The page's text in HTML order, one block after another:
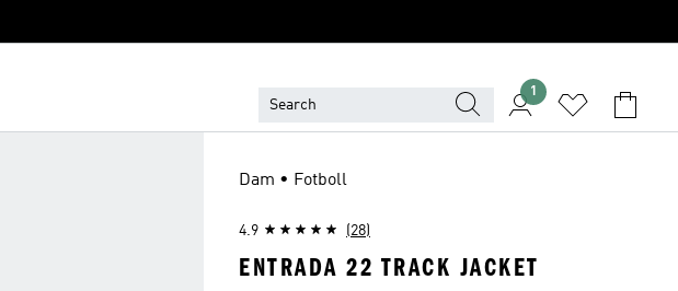
1
Dam • Fotboll
4.9 (28)
ENTRADA 22 TRACK JACKET